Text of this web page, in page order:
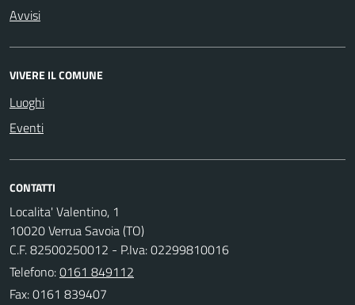
Avvisi
VIVERE IL COMUNE
Luoghi
Eventi
CONTATTI
Localita' Valentino, 1
10020 Verrua Savoia (TO)
C.F. 82500250012 - P.Iva: 02299810016
Telefono:0161 849112
Fax: 0161 839407